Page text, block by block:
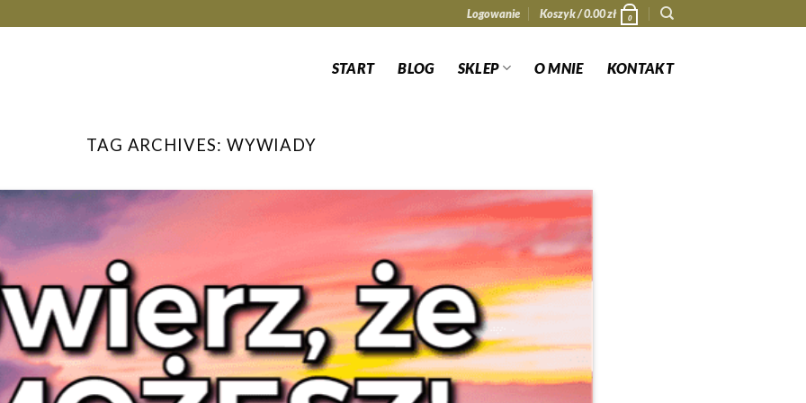
Logowanie Koszyk /0.00zł 0
START BLOG SKLEP O MNIE KONTAKT
TAG ARCHIVES: WYWIADY